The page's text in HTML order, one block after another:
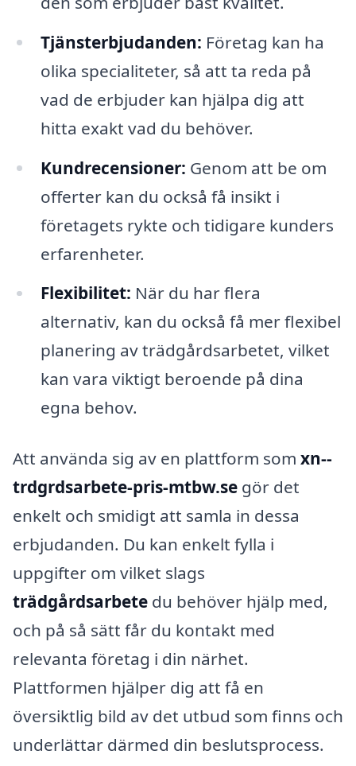
Tjänsterbjudanden: Företag kan ha
olika specialiteter, så att ta reda på
vad de erbjuder kan hjälpa dig att
hitta exakt vad du behöver.
Kundrecensioner: Genom att be om
offerter kan du också få insikt i
företagets rykte och tidigare kunders
erfarenheter.
Flexibilitet: När du har flera
alternativ, kan du också få mer flexibel
planering av trädgårdsarbetet, vilket
kan vara viktigt beroende på dina
egna behov.
Att använda sig av en plattform som xn--
trdgrdsarbete-pris-mtbw.se gör det
enkelt och smidigt att samla in dessa
erbjudanden. Du kan enkelt fylla i
uppgifter om vilket slags
trädgårdsarbete du behöver hjälp med,
och på så sätt får du kontakt med
relevanta företag i din närhet.
Plattformen hjälper dig att få en
översiktlig bild av det utbud som finns och
underlättar därmed din beslutsprocess.